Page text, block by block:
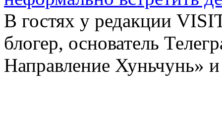
В гостях у редакции
блогер, основатель
Направление Хуньчунь»